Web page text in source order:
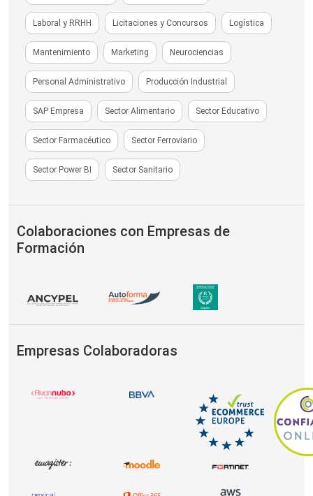
Laboral y RRHH Licitaciones y Concursos Logística
Mantenimiento Marketing Neurociencias
Personal Administrativo Producción Industrial
SAP Empresa Sector Alimentario Sector Educativo
Sector Farmacéutico Sector Ferroviario
Sector Power BI Sector Sanitario
Colaboraciones con Empresas de
Formación
Empresas Colaboradoras